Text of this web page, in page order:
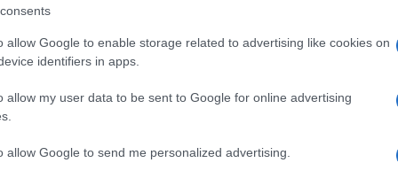
allow Google to enable storage related to advertising like cookies on
identifiers in apps.
allow my user data to be sent to Google for online advertising
allow Google to send me personalized advertising.